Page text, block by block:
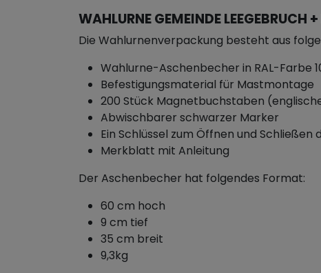
WAHLURNE GEMEINDE LEEGEBRUCH
Die Wahlurnenverpackung besteht aus
Wahlurne-Aschenbecher in RAL-Farbe
Befestigungsmaterial für Mastmontage
200 Stück Magnetbuchstaben
Abwischbarer schwarzer Marker
Ein Schlüssel zum Öffnen und
Merkblatt mit Anleitung
Der Aschenbecher hat folgendes Format:
60 cm hoch
9 cm tief
35 cm breit
9,3kg